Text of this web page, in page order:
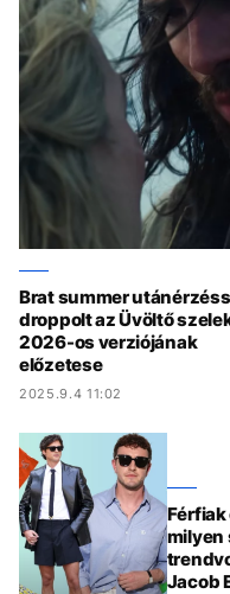
Brat summer
droppolt az Üvöltő
2026-os verziójának
előzetese
2025.9.4 11:02
Férfiak
milyen
Jacob